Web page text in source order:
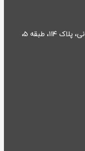
آدرس: تهران، خیابان قائم مقام فراهانی، پلاک ۱۱۴، طبقه ۵،